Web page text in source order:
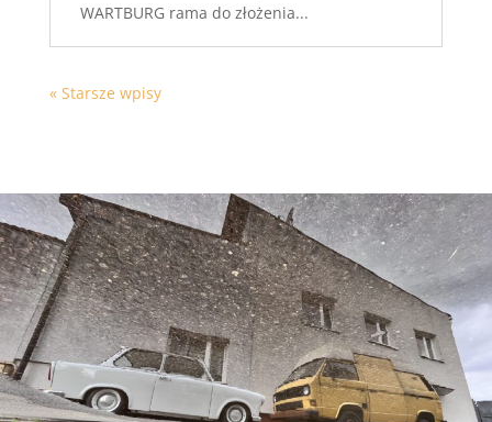
WARTBURG rama do złożenia...
« Starsze wpisy